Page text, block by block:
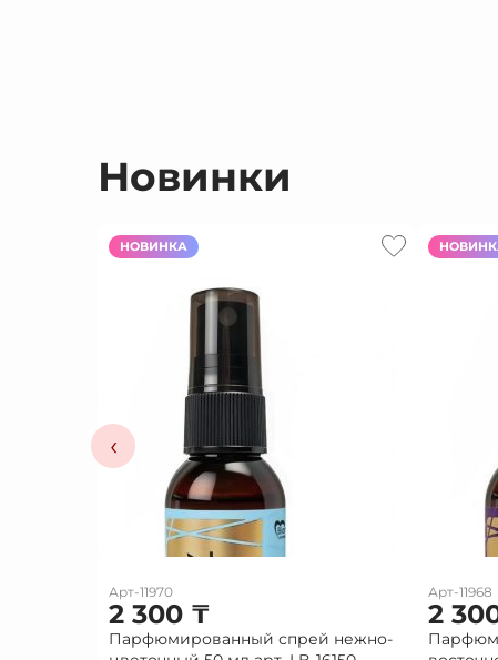
Новинки
‹
НОВИНКА
Арт-11970
2 300 ₸
Парфюмированный спрей нежно-
Арт-11968
2